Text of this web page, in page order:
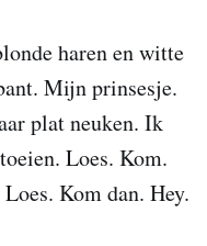
haren en witte
Mijn prinsesje.
plat neuken. Ik
Loes. Kom.
Kom dan. Hey.